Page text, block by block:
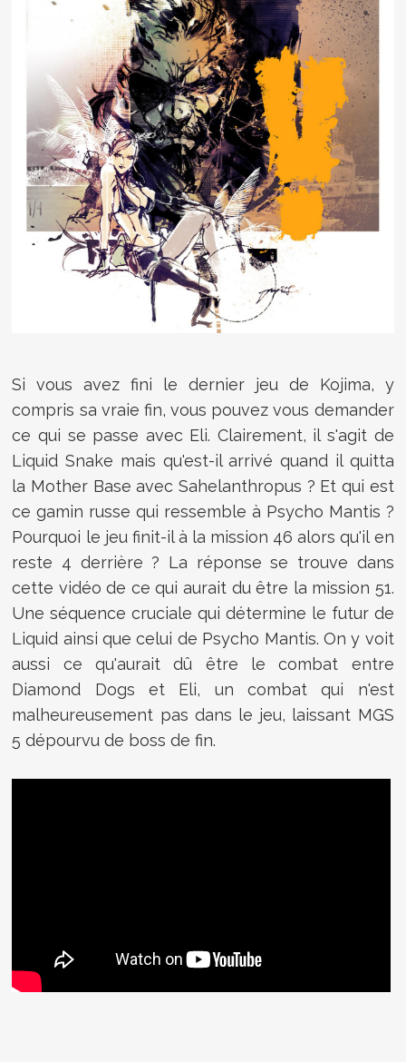
Si vous avez fini le dernier jeu de Kojima, y
compris sa vraie fin, vous pouvez vous demander
ce qui se passe avec Eli. Clairement, il s'agit de
Liquid Snake mais qu'est-il arrivé quand il quitta
la Mother Base avec Sahelanthropus ? Et qui est
ce gamin russe qui ressemble à Psycho Mantis ?
Pourquoi le jeu finit-il à la mission 46 alors qu'il en
reste 4 derrière ? La réponse se trouve dans
cette vidéo de ce qui aurait du être la mission 51.
Une séquence cruciale qui détermine le futur de
Liquid ainsi que celui de Psycho Mantis. On y voit
aussi ce qu'aurait dû être le combat entre
Diamond Dogs et Eli, un combat qui n'est
malheureusement pas dans le jeu, laissant MGS
5 dépourvu de boss de fin.